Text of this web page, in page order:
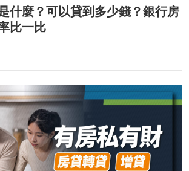
什麼？可以貸到多少錢？銀行房
比一比